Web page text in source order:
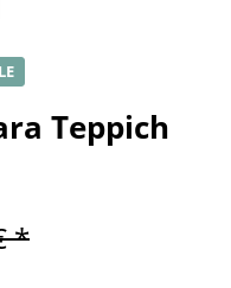
Teppich
*